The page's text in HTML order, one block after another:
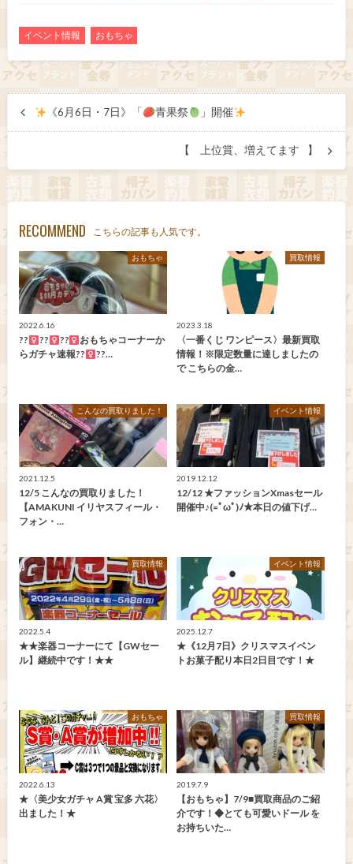
イベント情報 おもちゃ
《6月6日・7日》「 青果祭 」開催
【 ⠀上位賞、増えてます⠀】
RECOMMEND こちらの記事も人気です。
おもちゃ
2022.6.16
??‍ ??‍ ??‍
おもちゃコーナーか
らガチャ速報??‍
??‍…
買取情報
2023.3.18
〈一番くじ ワンピース〉最新買取
情報！※限定数量に達しましたの
で こちらの金…
こんなの買取りました！
2021.12.5
12/5 こんなの買取りました！
【AMAKUNI イリヤスフィール・
フォン・…
イベント情報
2019.12.12
12/12 ★ファッションXmasセール
開催中♪(=ﾟωﾟ)ﾉ★本日の値下げ…
買取情報
2022.5.4
★★楽器コーナーにて【GWセー
ル】継続中です！★★
イベント情報
2025.12.7
★《12月7日》クリスマスイベン
トお菓子配り本日2日目です！★
おもちゃ
2022.6.13
★〈美少女ガチャ A賞 宝多 六花〉
出ました！★
買取情報
2019.7.9
【おもちゃ】7/9■買取商品のご紹
介です！◆とても可愛いドール を
お持ちいた…